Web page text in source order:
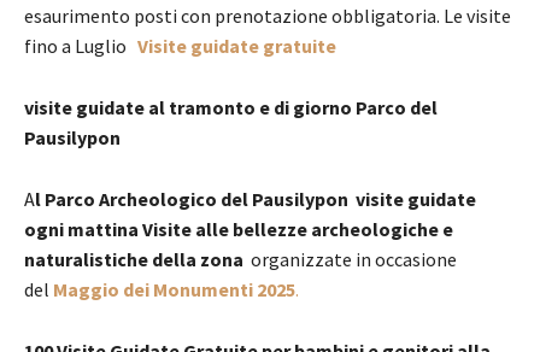
esaurimento posti con prenotazione obbligatoria. Le visite
fino a Luglio Visite guidate gratuite
visite guidate al tramonto e di giorno Parco del
Pausilypon
Al Parco Archeologico del Pausilypon visite guidate
ogni mattina Visite alle bellezze archeologiche e
naturalistiche della zona organizzate in occasione
del Maggio dei Monumenti 2025.